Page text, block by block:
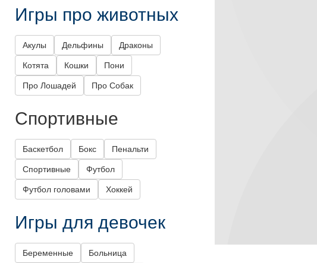
Игры про животных
Акулы Дельфины Драконы
Котята Кошки Пони
Про Лошадей Про Собак
Спортивные
Баскетбол Бокс Пенальти
Спортивные Футбол
Футбол головами Хоккей
Игры для девочек
Беременные Больница